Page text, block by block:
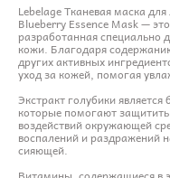
Lebelage Тканевая маска
Blueberry Essence Mask —
разработанная специально
кожи. Благодаря
других активных
уход за кожей, помогая
Экстракт голубики
которые помогают
воздействий окружающей
воспалений и раздражений
сияющей.